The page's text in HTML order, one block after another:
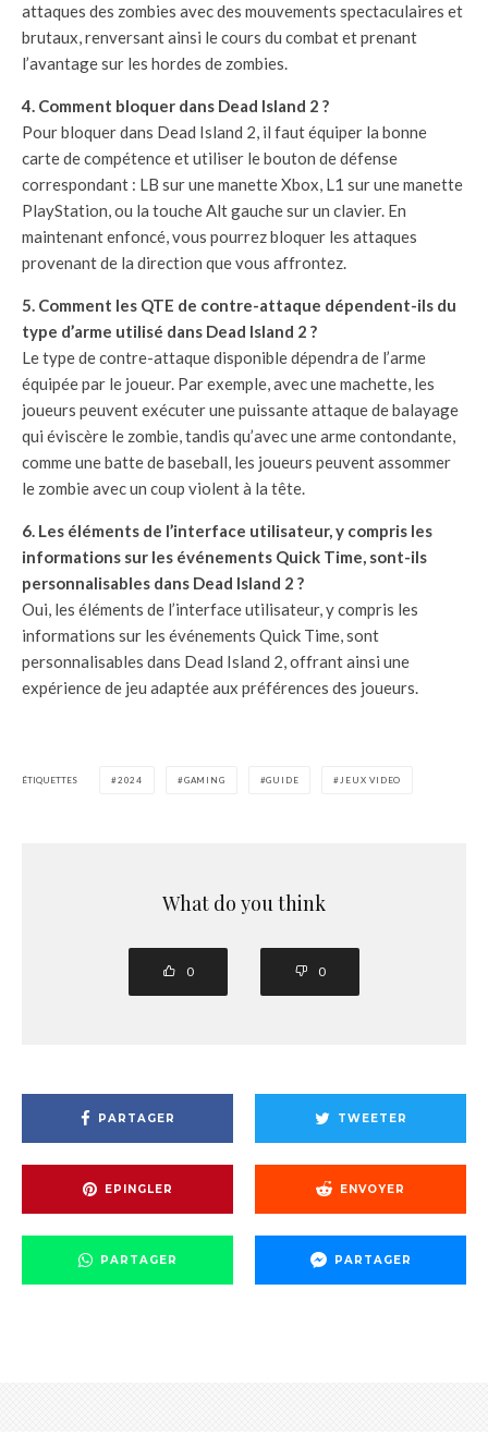
attaques des zombies avec des mouvements spectaculaires et
brutaux, renversant ainsi le cours du combat et prenant
l’avantage sur les hordes de zombies.
4. Comment bloquer dans Dead Island 2 ?
Pour bloquer dans Dead Island 2, il faut équiper la bonne
carte de compétence et utiliser le bouton de défense
correspondant : LB sur une manette Xbox, L1 sur une manette
PlayStation, ou la touche Alt gauche sur un clavier. En
maintenant enfoncé, vous pourrez bloquer les attaques
provenant de la direction que vous affrontez.
5. Comment les QTE de contre-attaque dépendent-ils du
type d’arme utilisé dans Dead Island 2 ?
Le type de contre-attaque disponible dépendra de l’arme
équipée par le joueur. Par exemple, avec une machette, les
joueurs peuvent exécuter une puissante attaque de balayage
qui éviscère le zombie, tandis qu’avec une arme contondante,
comme une batte de baseball, les joueurs peuvent assommer
le zombie avec un coup violent à la tête.
6. Les éléments de l’interface utilisateur, y compris les
informations sur les événements Quick Time, sont-ils
personnalisables dans Dead Island 2 ?
Oui, les éléments de l’interface utilisateur, y compris les
informations sur les événements Quick Time, sont
personnalisables dans Dead Island 2, offrant ainsi une
expérience de jeu adaptée aux préférences des joueurs.
ÉTIQUETTES 2024 GAMING GUIDE JEUX VIDEO
What do you think
0 0
PARTAGER TWEETER
EPINGLER ENVOYER
PARTAGER PARTAGER